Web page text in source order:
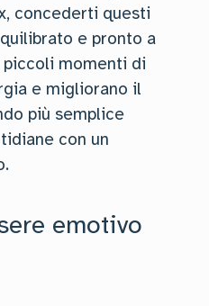
concederti questi
e pronto a
momenti di
e migliorano il
più semplice
con un
emotivo